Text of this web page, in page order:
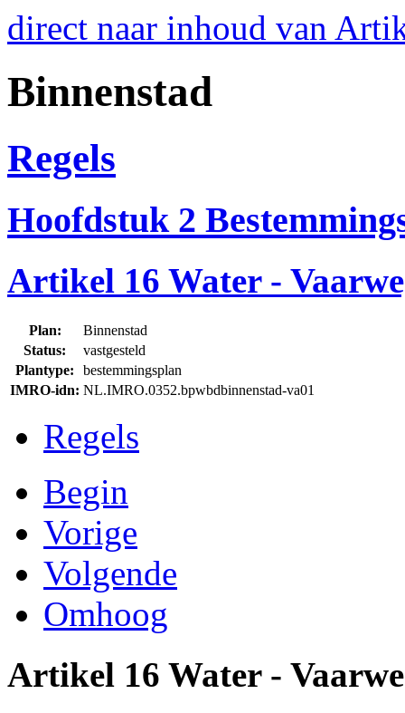
direct naar inhoud van
Binnenstad
Regels
Hoofdstuk 2
Artikel 16 Water -
Plan:
Binnenstad
Status:
vastgesteld
Plantype:
bestemmingsplan
IMRO-idn: NL.IMRO.0352.bpwbdbinnenstad-va01
Regels
Begin
Vorige
Volgende
Omhoog
Artikel 16 Water -